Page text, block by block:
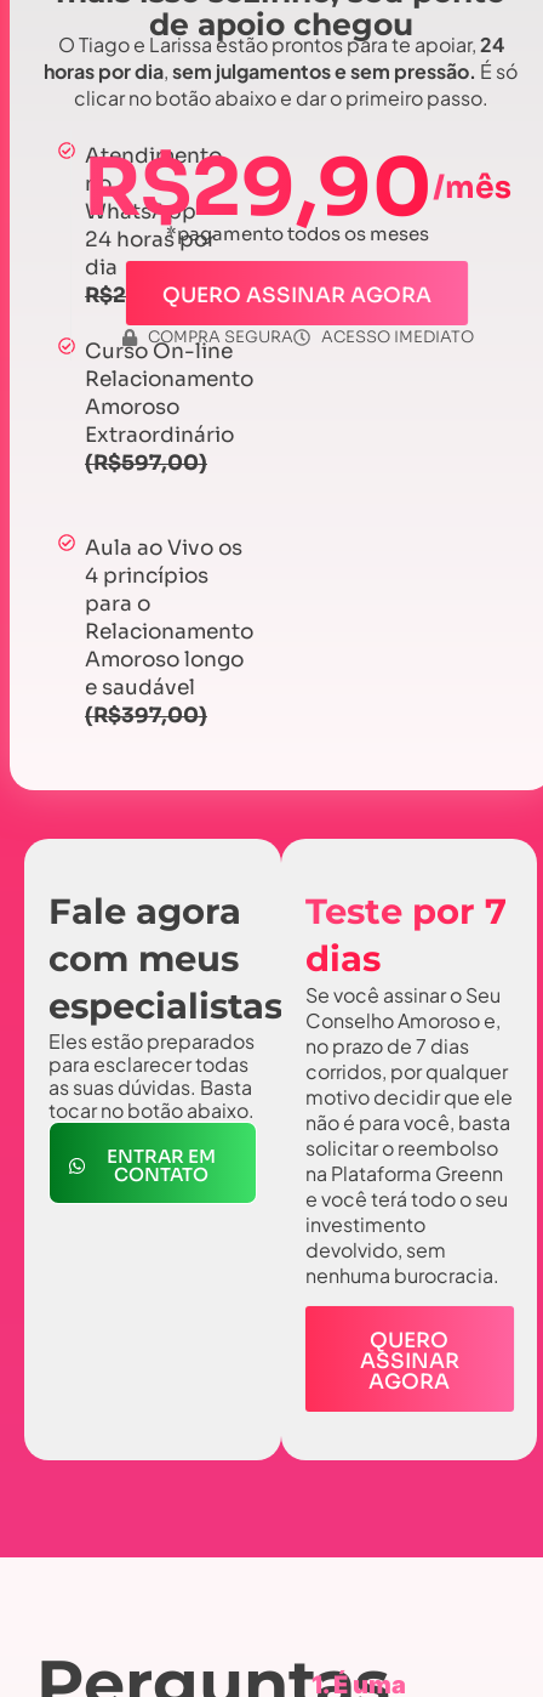
de apoio chegou
O Tiago e Larissa estão prontos para te apoiar,24
horas por dia,sem julgamentos e sem pressão. É só
clicar no botão abaixo e dar o primeiro passo.
Atendimento
no
WhatsApp
24 horas por
dia
R$297,00
Curso On-line
Relacionamento
Amoroso
Extraordinário
(R$597,00)
Aula ao Vivo os
4 princípios
para o
Relacionamento
Amoroso longo
e saudável
(R$397,00)
R$29,90/mês
*pagamento todos os meses
QUERO ASSINAR AGORA
COMPRA SEGURA ACESSO IMEDIATO
Fale agora
com meus
especialistas!
Eles estão preparados
para esclarecer todas
as suas dúvidas. Basta
tocar no botão abaixo.
ENTRAR EM
CONTATO
Teste por 7
dias
Se você assinar o Seu
Conselho Amoroso e,
no prazo de 7 dias
corridos, por qualquer
motivo decidir que ele
não é para você, basta
solicitar o reembolso
na Plataforma Greenn
e você terá todo o seu
investimento
devolvido, sem
nenhuma burocracia.
QUERO
ASSINAR
AGORA
1. É uma